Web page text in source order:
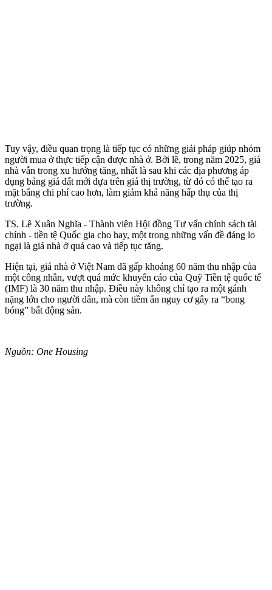
Tuy vậy, điều quan trọng là tiếp tục có những giải pháp giúp nhóm
người mua ở thực tiếp cận được nhà ở. Bởi lẽ, trong năm 2025, giá
nhà vẫn trong xu hướng tăng, nhất là sau khi các địa phương áp
dụng bảng giá đất mới dựa trên giá thị trường, từ đó có thể tạo ra
mặt bằng chi phí cao hơn, làm giảm khả năng hấp thụ của thị
trường.
TS. Lê Xuân Nghĩa - Thành viên Hội đồng Tư vấn chính sách tài
chính - tiền tệ Quốc gia cho hay, một trong những vấn đề đáng lo
ngại là giá nhà ở quá cao và tiếp tục tăng.
Hiện tại, giá nhà ở Việt Nam đã gấp khoảng 60 năm thu nhập của
một công nhân, vượt quá mức khuyến cáo của Quỹ Tiền tệ quốc tế
(IMF) là 30 năm thu nhập. Điều này không chỉ tạo ra một gánh
nặng lớn cho người dân, mà còn tiềm ẩn nguy cơ gây ra “bong
bóng” bất động sản.
Nguồn: One Housing